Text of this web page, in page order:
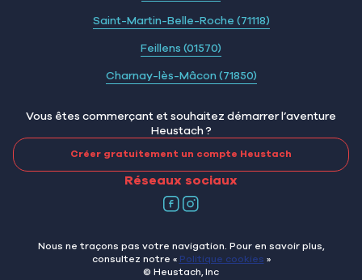
Saint-Martin-Belle-Roche (71118)
Feillens (01570)
Charnay-lès-Mâcon (71850)
Vous êtes commerçant et souhaitez démarrer l’aventure
Heustach ?
Créer gratuitement un compte Heustach
Réseaux sociaux
Nous ne traçons pas votre navigation. Pour en savoir plus,
consultez notre « Politique cookies »
© Heustach, Inc